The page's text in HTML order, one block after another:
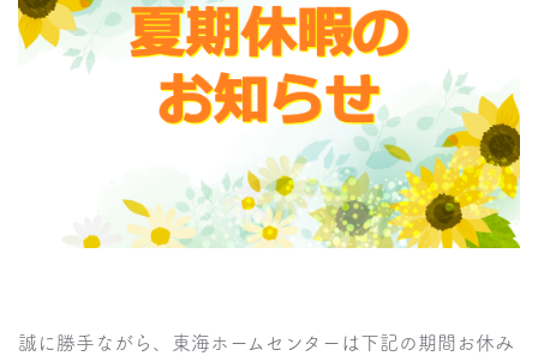
誠に勝手ながら、東海ホームセンターは下記の期間お休み